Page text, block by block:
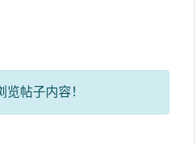
帖子内容！